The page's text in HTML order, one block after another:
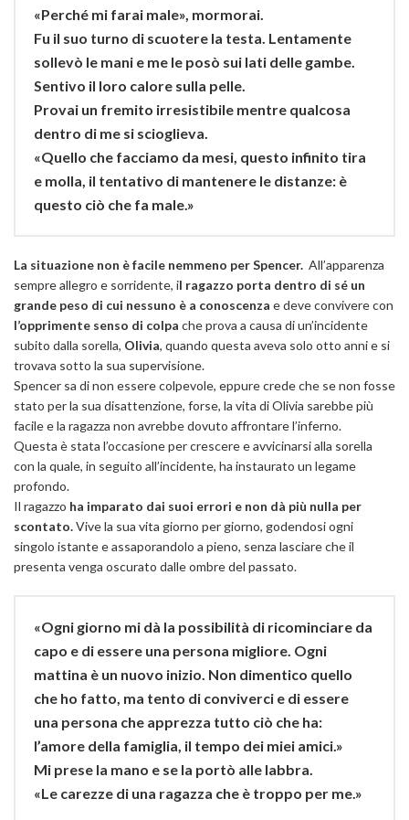
«Perché mi farai male», mormorai.
Fu il suo turno di scuotere la testa. Lentamente
sollevò le mani e me le posò sui lati delle gambe.
Sentivo il loro calore sulla pelle.
Provai un fremito irresistibile mentre qualcosa
dentro di me si scioglieva.
«Quello che facciamo da mesi, questo infinito tira
e molla, il tentativo di mantenere le distanze: è
questo ciò che fa male.»
La situazione non è facile nemmeno per Spencer. All’apparenza
sempre allegro e sorridente, il ragazzo porta dentro di sé un
grande peso di cui nessuno è a conoscenza e deve convivere con
l’opprimente senso di colpa che prova a causa di un’incidente
subito dalla sorella, Olivia, quando questa aveva solo otto anni e si
trovava sotto la sua supervisione.
Spencer sa di non essere colpevole, eppure crede che se non fosse
stato per la sua disattenzione, forse, la vita di Olivia sarebbe più
facile e la ragazza non avrebbe dovuto affrontare l’inferno.
Questa è stata l’occasione per crescere e avvicinarsi alla sorella
con la quale, in seguito all’incidente, ha instaurato un legame
profondo.
Il ragazzo ha imparato dai suoi errori e non dà più nulla per
scontato.Vive la sua vita giorno per giorno, godendosi ogni
singolo istante e assaporandolo a pieno, senza lasciare che il
presenta venga oscurato dalle ombre del passato.
«Ogni giorno mi dà la possibilità di ricominciare da
capo e di essere una persona migliore. Ogni
mattina è un nuovo inizio. Non dimentico quello
che ho fatto, ma tento di conviverci e di essere
una persona che apprezza tutto ciò che ha:
l’amore della famiglia, il tempo dei miei amici.»
Mi prese la mano e se la portò alle labbra.
«Le carezze di una ragazza che è troppo per me.»